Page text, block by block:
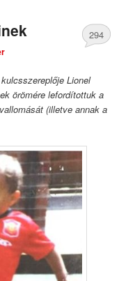
294
Lionel
örömére lefordítottuk a
(illetve annak a